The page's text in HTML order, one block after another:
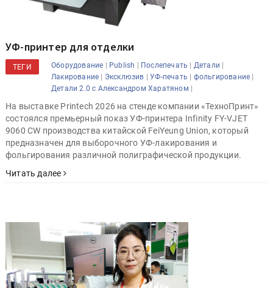
УФ-принтер для отделки
ТЕГИ Оборудование | Publish | Послепечать | Детали |
Лакирование | Эксклюзив |УФ-печать | фольгирование |
Детали 2.0 с Александром Харатяном |
На выставке Printech 2026 на стенде компании «ТехноПринт»
состоялся премьерный показ УФ-принтера Infinity FY-VJET
9060 CW производства китайской FeiYeung Union, который
предназначен для выборочного УФ-лакирования и
фольгирования различной полиграфической продукции.
Читать далее